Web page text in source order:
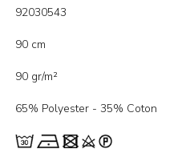
92030543
90 cm
90 gr/m²
65% Polyester - 35% Coton